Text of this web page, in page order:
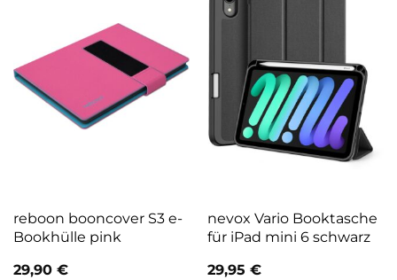
reboon booncover S3 e-
Bookhülle pink
29,90 €
nevox Vario Booktasche
für iPad mini 6 schwarz
29,95 €